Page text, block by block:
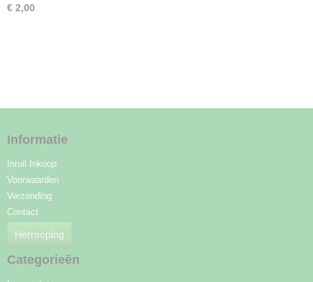
€ 2,00
Informatie
Inruil Inkoop
Voorwaarden
Verzending
Contact
Herroeping
Categorieën